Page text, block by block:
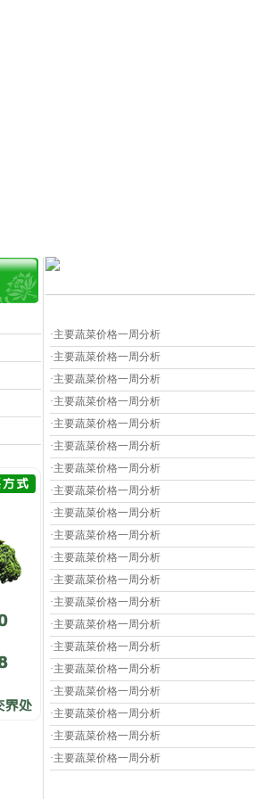
·主要蔬菜价格一周分析
·主要蔬菜价格一周分析
·主要蔬菜价格一周分析
·主要蔬菜价格一周分析
·主要蔬菜价格一周分析
·主要蔬菜价格一周分析
·主要蔬菜价格一周分析
·主要蔬菜价格一周分析
·主要蔬菜价格一周分析
·主要蔬菜价格一周分析
·主要蔬菜价格一周分析
·主要蔬菜价格一周分析
·主要蔬菜价格一周分析
·主要蔬菜价格一周分析
·主要蔬菜价格一周分析
·主要蔬菜价格一周分析
·主要蔬菜价格一周分析
·主要蔬菜价格一周分析
·主要蔬菜价格一周分析
·主要蔬菜价格一周分析